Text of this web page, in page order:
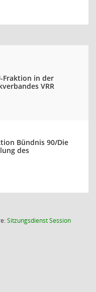
Fraktion in der
VRR
Bündnis 90/Die
des
SitzungsdienstSession(Wird in